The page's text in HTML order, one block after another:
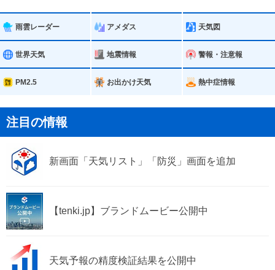
玉名市
菊池市
宇城市 合志市
美里町 玉東町
和水町 大津町
御船町 嘉島町
益城町
雨雲レーダー アメダス 天気図
世界天気 地震情報 警報・注意報
PM2.5 お出かけ天気 熱中症情報
注目の情報
新画面「天気リスト」「防災」画面を追加
【tenki.jp】ブランドムービー公開中
天気予報の精度検証結果を公開中